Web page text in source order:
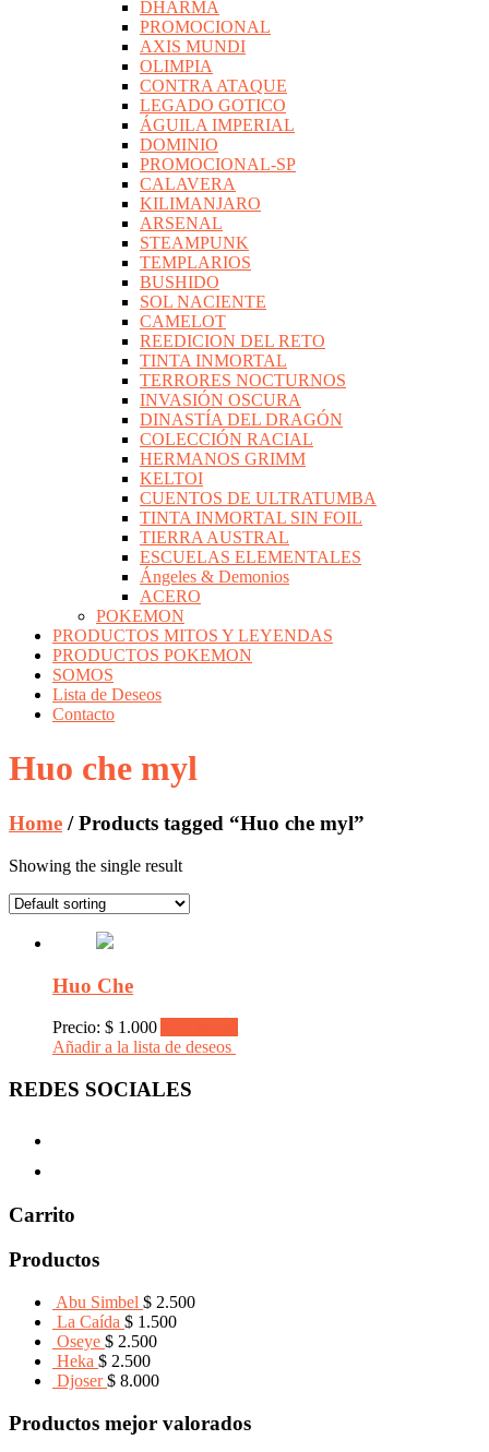
DHARMA
PROMOCIONAL
AXIS MUNDI
OLIMPIA
CONTRA ATAQUE
LEGADO GOTICO
ÁGUILA IMPERIAL
DOMINIO
PROMOCIONAL-SP
CALAVERA
KILIMANJARO
ARSENAL
STEAMPUNK
TEMPLARIOS
BUSHIDO
SOL NACIENTE
CAMELOT
REEDICION DEL RETO
TINTA INMORTAL
TERRORES NOCTURNOS
INVASIÓN OSCURA
DINASTÍA DEL DRAGÓN
COLECCIÓN RACIAL
HERMANOS GRIMM
KELTOI
CUENTOS DE ULTRATUMBA
TINTA INMORTAL SIN FOIL
TIERRA AUSTRAL
ESCUELAS ELEMENTALES
Ángeles & Demonios
ACERO
POKEMON
PRODUCTOS MITOS Y LEYENDAS
PRODUCTOS POKEMON
SOMOS
Lista de Deseos
Contacto
Huo che myl
Home / Products tagged “Huo che myl”
Showing the single result
Huo Che
Precio: $ 1.000
Añadir a la lista de deseos
REDES SOCIALES
Carrito
Productos
Abu Simbel $ 2.500
La Caída $ 1.500
Oseye $ 2.500
Heka $ 2.500
Djoser $ 8.000
Productos mejor valorados